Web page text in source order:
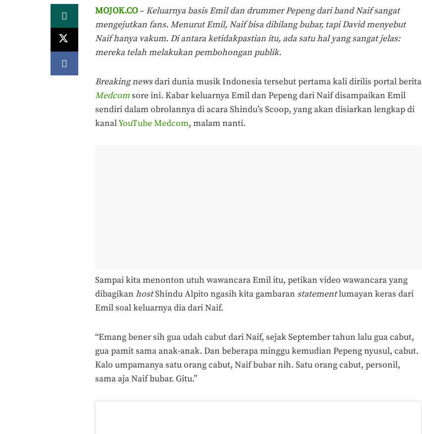
MOJOK.CO– Keluarnya basis Emil dan drummer Pepeng dari band Naif sangat
mengejutkan fans. Menurut Emil, Naif bisa dibilang bubar, tapi David menyebut
Naif hanya vakum. Di antara ketidakpastian itu, ada satu hal yang sangat jelas:
mereka telah melakukan pembohongan publik.
Breaking newsdari dunia musik Indonesia tersebut pertama kali dirilis portal berita
Medcomsore ini. Kabar keluarnya Emil dan Pepeng dari Naif disampaikan Emil
sendiri dalam obrolannya di acara Shindu’s Scoop, yang akan disiarkan lengkap di
kanalYouTube Medcom, malam nanti.
Sampai kita menonton utuh wawancara Emil itu, petikan video wawancara yang
dibagikan hostShindu Alpito ngasih kita gambaran statementlumayan keras dari
Emil soal keluarnya dia dari Naif.
“Emang bener sih gua udah cabut dari Naif, sejak September tahun lalu gua cabut,
gua pamit sama anak-anak. Dan beberapa minggu kemudian Pepeng nyusul, cabut.
Kalo umpamanya satu orang cabut, Naif bubar nih. Satu orang cabut, personil,
sama aja Naif bubar. Gitu.”